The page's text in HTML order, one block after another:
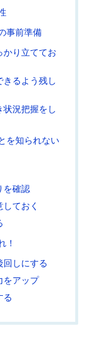
事前準備
かり立ててお
きるよう残し
状況把握をし
を知られない
を確認
ておく
！
回しにする
をアップ
る